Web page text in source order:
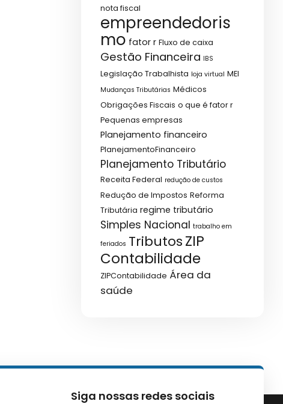
nota fiscal
empreendedoris
mo fator r Fluxo de caixa
Gestão Financeira IBS
Legislação Trabalhista loja virtual MEI
Mudanças Tributárias Médicos
Obrigações Fiscais o que é fator r
Pequenas empresas
Planejamento financeiro
PlanejamentoFinanceiro
Planejamento Tributário
Receita Federal redução de custos
Redução de Impostos Reforma
Tributária regime tributário
Simples Nacional trabalho em
feriados TributosZIP
Contabilidade
ZIPContabilidade Área da
saúde
Siga nossas redes sociais